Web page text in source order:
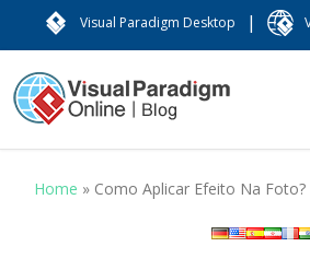
Visual Paradigm Desktop |
Home » Como Aplicar Efeito Na Foto?